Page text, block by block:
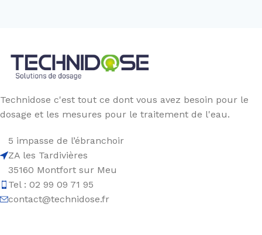
Technidose c'est tout ce dont vous avez besoin pour le
dosage et les mesures pour le traitement de l'eau.
5 impasse de l’ébranchoir
ZA les Tardivières
35160 Montfort sur Meu
Tel : 02 99 09 71 95
contact@technidose.fr